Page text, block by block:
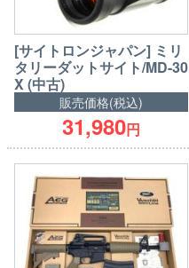
[サイトロンジャパン] ミリ
タリーダットサイト/MD-30
X (中古)
販売価格(税込)
31,980円